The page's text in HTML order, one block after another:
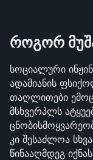
როგორ
სოციალური
ადამიანის
თაღლითები
მსხვერპლს
კი შესაძლოა
წინააღმდეგ